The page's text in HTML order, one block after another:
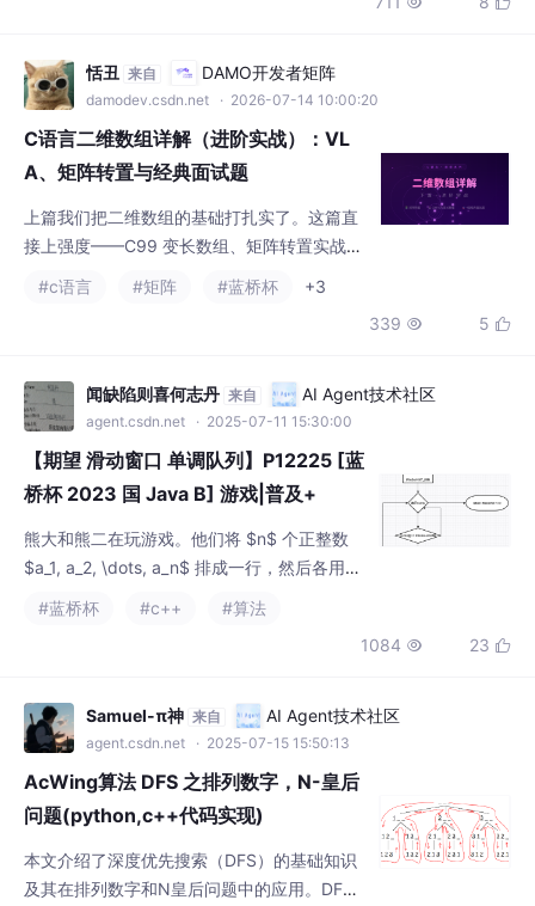
恬丑 来自 DAMO开发者矩阵
damodev.csdn.net · 2026-07-14 10:00:20
C语言二维数组详解（进阶实战）：VL
A、矩阵转置与经典面试题
上篇我们把二维数组的基础打扎实了。这篇直
接上强度——C99 变长数组、矩阵转置实战，
还有 4 道面试常考题，每一道都带逐行解析和
#c语言 #矩阵 #蓝桥杯
+3
339  5 
闻缺陷则喜何志丹 来自 AI Agent技术社区
agent.csdn.net · 2025-07-11 15:30:00
【期望 滑动窗口 单调队列】P12225 [蓝
桥杯 2023 国 Java B] 游戏|普及+
熊大和熊二在玩游戏。他们将 $n$ 个正整数
$a_1, a_2, \dots, a_n$ 排成一行，然后各用一
个长度为 $k$ 的框在这个数组中各自随机框选
值 $P$，熊二记录了他框出的 $k$ 个数的最
小值 $Q$，他们突然有个疑问：$P - Q$
#蓝桥杯 #c++
#算法
1084  23 
Samuel-π神 来自 AI Agent技术社区
agent.csdn.net · 2025-07-15 15:50:13
AcWing算法 DFS 之排列数字，N-皇后
问题(python,c++代码实现)
本文介绍了深度优先搜索（DFS）的基础知识
及其在排列数字和N皇后问题中的应用。DFS